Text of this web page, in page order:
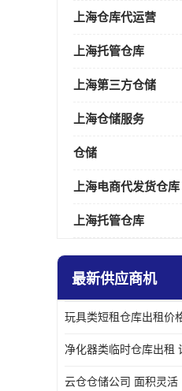
上海仓库代运营
上海托管仓库
上海第三方仓储
上海仓储服务
仓储
上海电商代发货仓库
上海托管仓库
最新供应商机